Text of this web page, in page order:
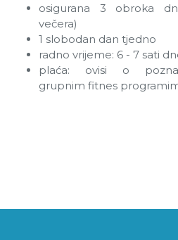
osigurana 3 obroka
večera)
1 slobodan dan tjedno
radno vrijeme: 6 - 7 sati
plaća: ovisi o
grupnim fitnes